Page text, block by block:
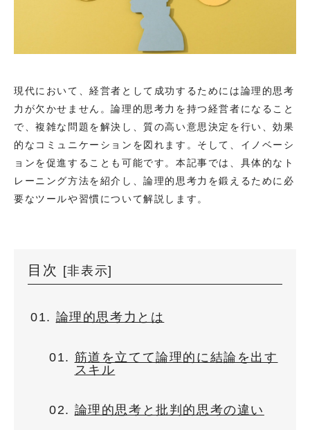
現代において、経営者として成功するためには論理的思考
力が欠かせません。論理的思考力を持つ経営者になること
で、複雑な問題を解決し、質の高い意思決定を行い、効果
的なコミュニケーションを図れます。そして、イノベーシ
ョンを促進することも可能です。本記事では、具体的なト
レーニング方法を紹介し、論理的思考力を鍛えるために必
要なツールや習慣について解説します。
目次 [非表示]
論理的思考力とは
筋道を立てて論理的に結論を出す
スキル
論理的思考と批判的思考の違い